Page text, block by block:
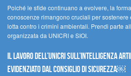
Poiché le sfide continuano a evolvere, la
conoscenze rimangono cruciali per sostenere
lotta contro i crimini ambientali. Prendi parte
organizzata da UNICRI e SIOI.
Il lavoro dell’UNICRI sull’intelligenza
evidenziato dal Consiglio di Sicurezza￼